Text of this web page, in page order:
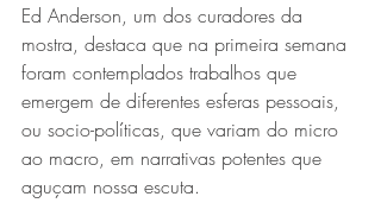
Série MPB abre temporada de
shows em Ipatinga com Flávio
Venturini
Ed Anderson, um dos curadores da
mostra, destaca que na primeira semana
foram contemplados trabalhos que
emergem de diferentes esferas pessoais,
ou socio-políticas, que variam do micro
ao macro, em narrativas potentes que
aguçam nossa escuta.